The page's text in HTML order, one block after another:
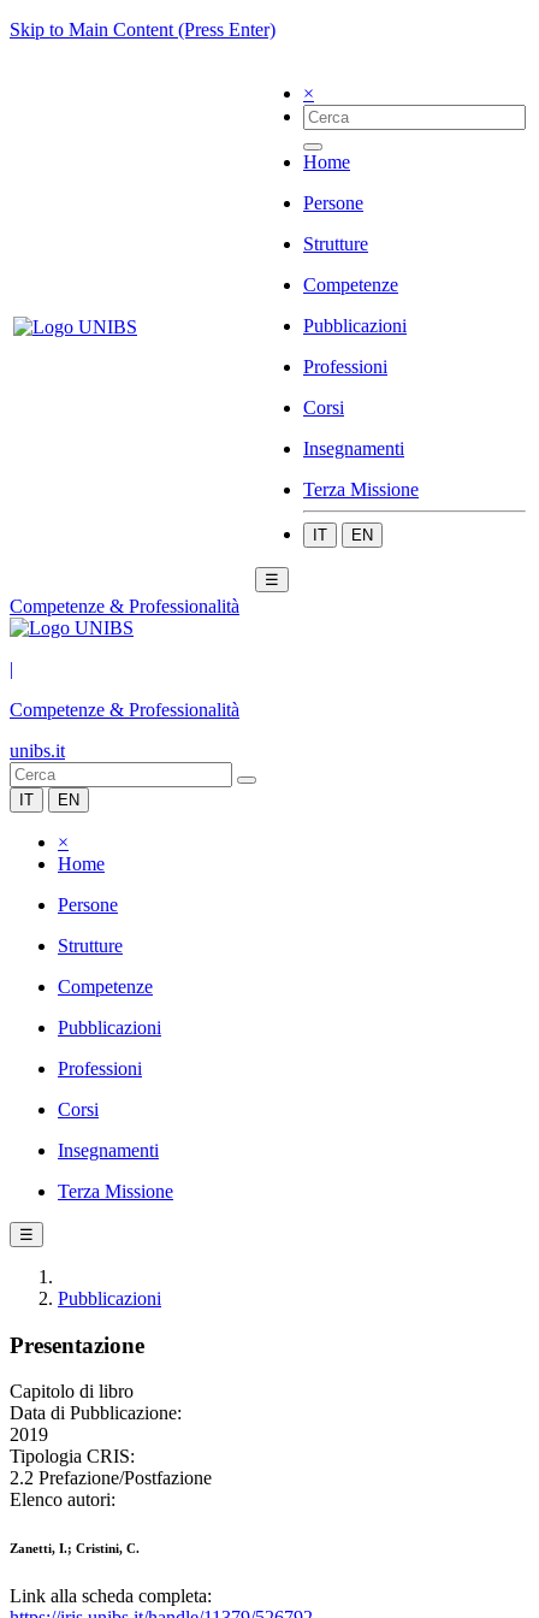
Skip to Main Content (Press Enter)
×
Home
Persone
Strutture
Competenze
Pubblicazioni
Professioni
Corsi
Insegnamenti
Terza Missione
IT EN
☰
Competenze & Professionalità
|
Competenze & Professionalità
unibs.it
IT EN
×
Home
Persone
Strutture
Competenze
Pubblicazioni
Professioni
Corsi
Insegnamenti
Terza Missione
☰
Pubblicazioni
Presentazione
Capitolo di libro
Data di Pubblicazione:
2019
Tipologia CRIS:
2.2 Prefazione/Postfazione
Elenco autori:
Zanetti, I.; Cristini, C.
Link alla scheda completa: